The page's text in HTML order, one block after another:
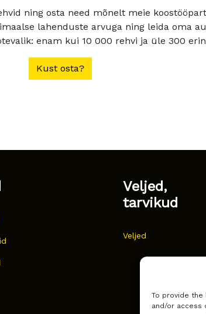
To provide
and/or access
ning osta need mõnelt meie
lahenduste arvuga ning leida oma
enam kui 10 000 rehvi ja üle 300
Kust osta?
Veljed,
tarvikud
Veljed